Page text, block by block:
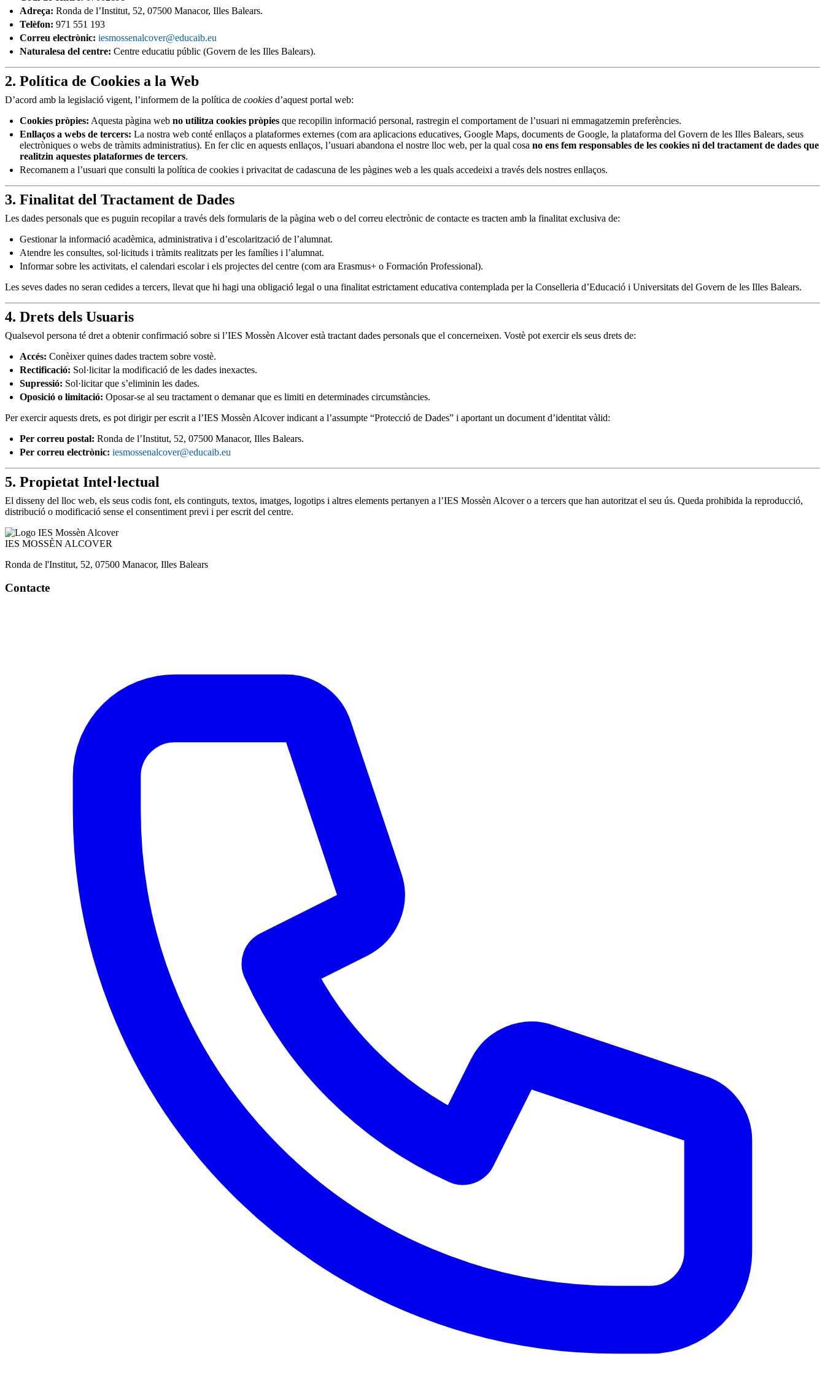
Adreça: Ronda de l’Institut, 52, 07500 Manacor, Illes Balears.
Telèfon: 971 551 193
Correu electrònic: iesmossenalcover@educaib.eu
Naturalesa del centre: Centre educatiu públic (Govern de les Illes Balears).
2. Política de Cookies a la Web
D’acord amb la legislació vigent, l’informem de la política de cookies d’aquest portal web:
Cookies pròpies: Aquesta pàgina web no utilitza cookies pròpies que recopilin informació personal, rastregin el comportament de l’usuari ni emmagatzemin preferències.
Enllaços a webs de tercers: La nostra web conté enllaços a plataformes externes (com ara aplicacions educatives, Google Maps, documents de Google, la plataforma del Govern de les Illes Balears, seus
electròniques o webs de tràmits administratius). En fer clic en aquests enllaços, l’usuari abandona el nostre lloc web, per la qual cosa no ens fem responsables de les cookies ni del tractament de dades que
realitzin aquestes plataformes de tercers.
Recomanem a l’usuari que consulti la política de cookies i privacitat de cadascuna de les pàgines web a les quals accedeixi a través dels nostres enllaços.
3. Finalitat del Tractament de Dades
Les dades personals que es puguin recopilar a través dels formularis de la pàgina web o del correu electrònic de contacte es tracten amb la finalitat exclusiva de:
Gestionar la informació acadèmica, administrativa i d’escolarització de l’alumnat.
Atendre les consultes, sol·licituds i tràmits realitzats per les famílies i l’alumnat.
Informar sobre les activitats, el calendari escolar i els projectes del centre (com ara Erasmus+ o Formación Professional).
Les seves dades no seran cedides a tercers, llevat que hi hagi una obligació legal o una finalitat estrictament educativa contemplada per la Conselleria d’Educació i Universitats del Govern de les Illes Balears.
4. Drets dels Usuaris
Qualsevol persona té dret a obtenir confirmació sobre si l’IES Mossèn Alcover està tractant dades personals que el concerneixen. Vostè pot exercir els seus drets de:
Accés: Conèixer quines dades tractem sobre vostè.
Rectificació: Sol·licitar la modificació de les dades inexactes.
Supressió: Sol·licitar que s’eliminin les dades.
Oposició o limitació: Oposar-se al seu tractament o demanar que es limiti en determinades circumstàncies.
Per exercir aquests drets, es pot dirigir per escrit a l’IES Mossèn Alcover indicant a l’assumpte “Protecció de Dades” i aportant un document d’identitat vàlid:
Per correu postal: Ronda de l’Institut, 52, 07500 Manacor, Illes Balears.
Per correu electrònic: iesmossenalcover@educaib.eu
5. Propietat Intel·lectual
El disseny del lloc web, els seus codis font, els continguts, textos, imatges, logotips i altres elements pertanyen a l’IES Mossèn Alcover o a tercers que han autoritzat el seu ús. Queda prohibida la reproducció,
distribució o modificació sense el consentiment previ i per escrit del centre.
IES MOSSÈN ALCOVER
Ronda de l'Institut, 52, 07500 Manacor, Illes Balears
Contacte